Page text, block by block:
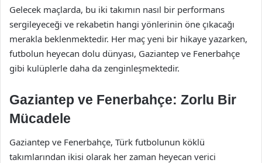
Gelecek maçlarda, bu iki takımın nasıl bir performans
sergileyeceği ve rekabetin hangi yönlerinin öne çıkacağı
merakla beklenmektedir. Her maç yeni bir hikaye yazarken,
futbolun heyecan dolu dünyası, Gaziantep ve Fenerbahçe
gibi kulüplerle daha da zenginleşmektedir.
Gaziantep ve Fenerbahçe: Zorlu Bir
Mücadele
Gaziantep ve Fenerbahçe, Türk futbolunun köklü
takımlarından ikisi olarak her zaman heyecan verici